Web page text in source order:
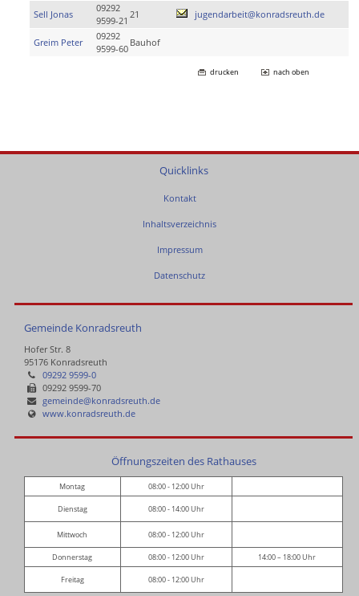
Sell Jonas
09292
9599-21
21 jugendarbeit@konradsreuth.de
Greim Peter
09292
9599-60
Bauhof
drucken nach oben
Quicklinks
Kontakt
Inhaltsverzeichnis
Impressum
Datenschutz
Gemeinde Konradsreuth
Hofer Str. 8
95176 Konradsreuth
09292 9599-0
09292 9599-70
gemeinde@konradsreuth.de
www.konradsreuth.de
Öffnungszeiten des Rathauses
Montag 08:00 - 12:00 Uhr
Dienstag 08:00 - 14:00 Uhr
Mittwoch 08:00 - 12:00 Uhr
Donnerstag 08:00 - 12:00 Uhr 14:00 – 18:00 Uhr
Freitag 08:00 - 12:00 Uhr